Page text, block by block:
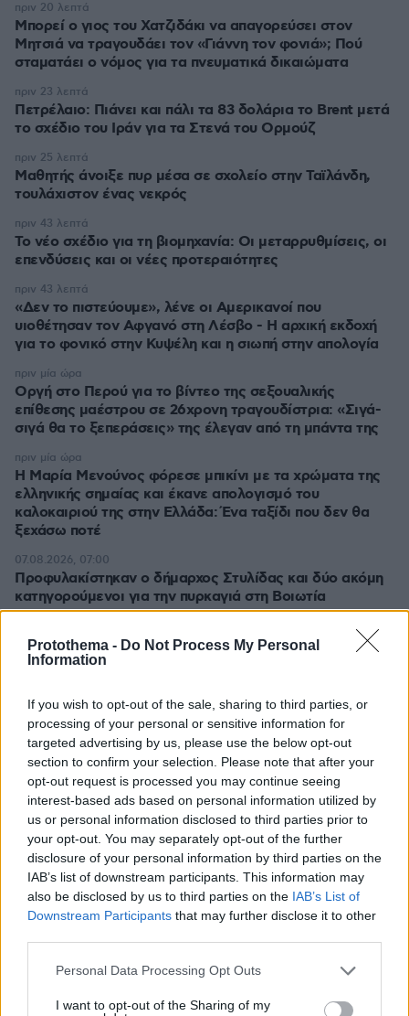
Protothema - Do Not Process My Personal
Information
If you wish to opt-out of the sale, sharing to third parties, or
processing of your personal or sensitive information for
targeted advertising by us, please use the below opt-out
section to confirm your selection. Please note that after your
opt-out request is processed you may continue seeing
interest-based ads based on personal information utilized by
us or personal information disclosed to third parties prior to
your opt-out. You may separately opt-out of the further
disclosure of your personal information by third parties on the
IAB’s list of downstream participants. This information may
also be disclosed by us to third parties on the IAB’s List of
Downstream Participants that may further disclose it to other
Please note that this website/app uses one or more Google
not limited to your visit or usage behaviour. You may click to
Personal Data Processing Opt Outs
I want to opt-out of the Sharing of my
Μπορεί ο γιος του Χατζιδάκι να απαγορεύσει στον
Μητσιά να τραγουδάει τον «Γιάννη τον φονιά»; Πού
σταματάει ο νόμος για τα πνευματικά δικαιώματα
πριν 20 λεπτά
Πετρέλαιο: Πιάνει και πάλι τα 83 δολάρια το Brent μετά
το σχέδιο του Ιράν για τα Στενά του Ορμούζ
πριν 23 λεπτά
Μαθητής άνοιξε πυρ μέσα σε σχολείο στην Ταϊλάνδη,
τουλάχιστον ένας νεκρός
πριν 25 λεπτά
Το νέο σχέδιο για τη βιομηχανία: Οι μεταρρυθμίσεις, οι
επενδύσεις και οι νέες προτεραιότητες
πριν 43 λεπτά
«Δεν το πιστεύουμε», λένε οι Αμερικανοί που
υιοθέτησαν τον Αφγανό στη Λέσβο - Η αρχική εκδοχή
για το φονικό στην Κυψέλη και η σιωπή στην απολογία
πριν 43 λεπτά
Οργή στο Περού για το βίντεο της σεξουαλικής
επίθεσης μαέστρου σε 26χρονη τραγουδίστρια: «Σιγά-
σιγά θα το ξεπεράσεις» της έλεγαν από τη μπάντα της
πριν μία ώρα
Η Μαρία Μενούνος φόρεσε μπικίνι με τα χρώματα της
ελληνικής σημαίας και έκανε απολογισμό του
καλοκαιριού της στην Ελλάδα: Ένα ταξίδι που δεν θα
ξεχάσω ποτέ
πριν μία ώρα
Προφυλακίστηκαν ο δήμαρχος Στυλίδας και δύο ακόμη
κατηγορούμενοι για την πυρκαγιά στη Βοιωτία
07.08.2026, 07:00
ΔΕΙΤΕ ΟΛΕΣ ΤΙΣ ΕΙΔΗΣΕΙΣ
ΤΑ ΠΙΟ ΔΗΜΟΦΙΛΗ